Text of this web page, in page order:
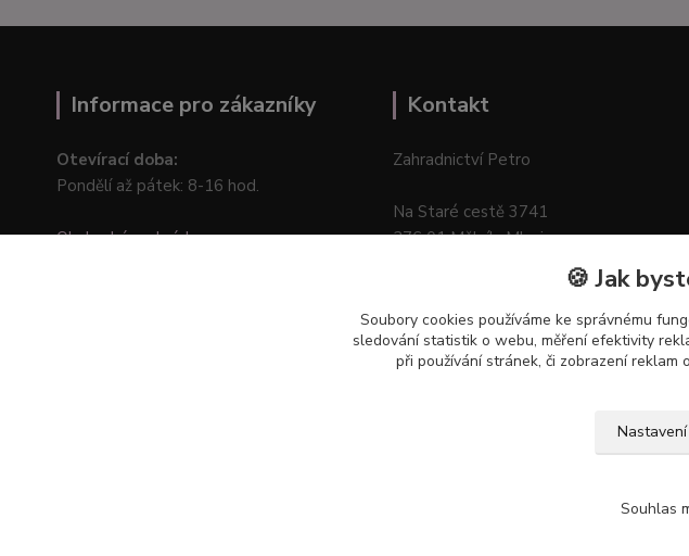
Informace pro zákazníky
Otevírací doba:
Pondělí až pátek: 8-16 hod.
Obchodní podmínky
Kontakt
Zahradnictví Petro
Na Staré cestě 3741
276 01 Mělník–Mlazice
🍪 Jak
Soubory cookies používáme ke správnému
sledování statistik o webu, měření efektivity
při používání stránek, či zobrazení reklam
Nastavení
Souhlas